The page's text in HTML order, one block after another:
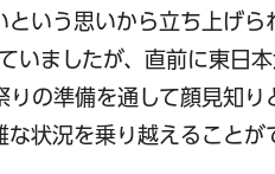
いう思いから立ち上げら
ましたが、直前に東日
の準備を通して顔見知
状況を乗り越えることが